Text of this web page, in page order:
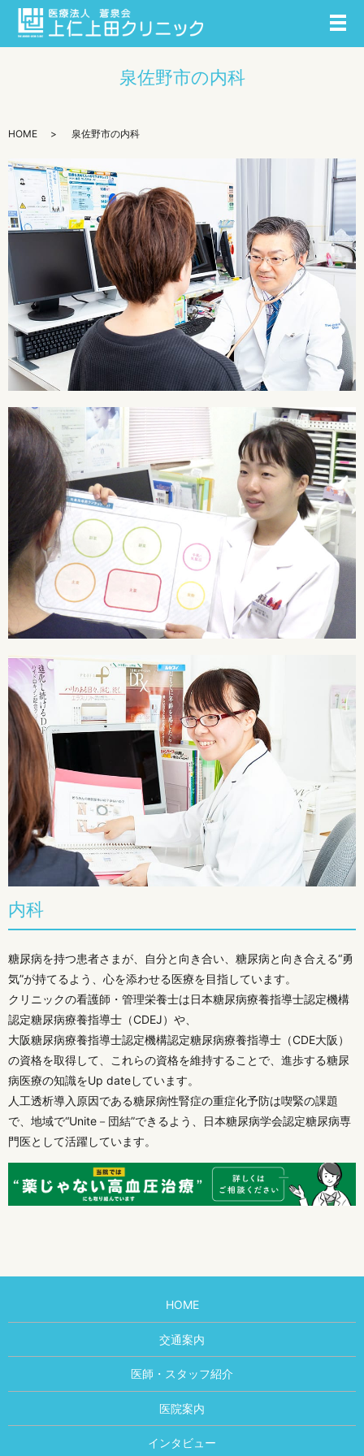
メ
泉佐野市の内科
HOME 泉佐野市の内科
内科
糖尿病を持つ患者さまが、自分と向き合い、糖尿病と向き合える“勇
気”が持てるよう、心を添わせる医療を目指しています。
クリニックの看護師・管理栄養士は日本糖尿病療養指導士認定機構
認定糖尿病療養指導士（CDEJ）や、
大阪糖尿病療養指導士認定機構認定糖尿病療養指導士（CDE大阪）
の資格を取得して、これらの資格を維持することで、進歩する糖尿
病医療の知識をUp dateしています。
人工透析導入原因である糖尿病性腎症の重症化予防は喫緊の課題
で、地域で“Unite－団結”できるよう、日本糖尿病学会認定糖尿病専
門医として活躍しています。
HOME
交通案内
医師・スタッフ紹介
医院案内
インタビュー